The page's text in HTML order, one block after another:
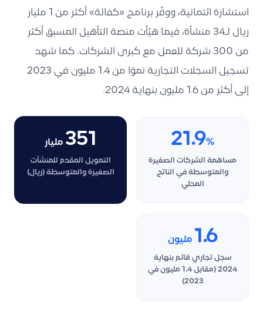
استشارة ائتمانية، ووفّر برنامج «كفالة» أكثر من 1 مليار
ريال لـ34 منشأة، فيما هيّأت منصة التأهيل المسبق أكثر
من 300 شركة للعمل مع كبرى الشركات. كما شهد
تسجيل السجلات التجارية نموًا من 1.4 مليون في 2023
إلى أكثر من 1.6 مليون بنهاية 2024.
21.9%
مساهمة الشركات الصغيرة
والمتوسطة في الناتج
المحلي
351 مليار
التمويل المقدم للمنشآت
الصغيرة والمتوسطة (ريال)
1.6 مليون
سجل تجاري قائم بنهاية
2024 (مقابل 1.4 مليون في
2023)